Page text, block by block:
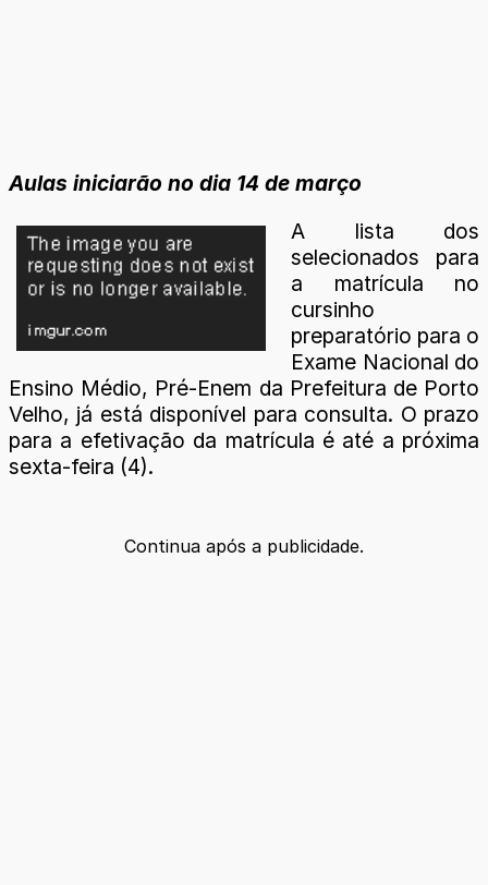
Aulas iniciarão no dia 14 de março
A lista dos
selecionados para
a matrícula no
cursinho
preparatório para o
Exame Nacional do
Ensino Médio, Pré-Enem da Prefeitura de Porto
Velho, já está disponível para consulta. O prazo
para a efetivação da matrícula é até a próxima
sexta-feira (4).
Continua após a publicidade.